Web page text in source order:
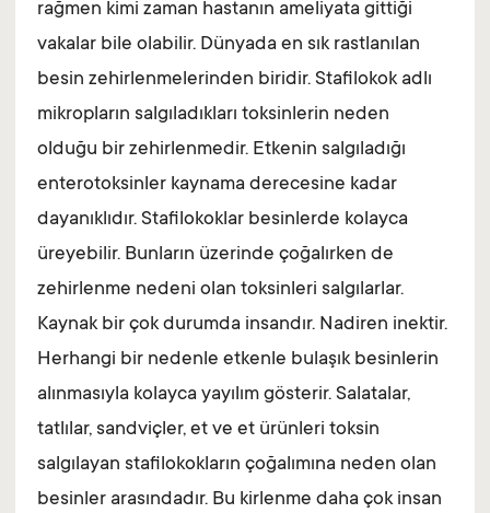
rağmen kimi zaman hastanın ameliyata gittiği
vakalar bile olabilir. Dünyada en sık rastlanılan
besin zehirlenmelerinden biridir. Stafilokok adlı
mikropların salgıladıkları toksinlerin neden
olduğu bir zehirlenmedir. Etkenin salgıladığı
enterotoksinler kaynama derecesine kadar
dayanıklıdır. Stafilokoklar besinlerde kolayca
üreyebilir. Bunların üzerinde çoğalırken de
zehirlenme nedeni olan toksinleri salgılarlar.
Kaynak bir çok durumda insandır. Nadiren inektir.
Herhangi bir nedenle etkenle bulaşık besinlerin
alınmasıyla kolayca yayılım gösterir. Salatalar,
tatlılar, sandviçler, et ve et ürünleri toksin
salgılayan stafilokokların çoğalımına neden olan
besinler arasındadır. Bu kirlenme daha çok insan